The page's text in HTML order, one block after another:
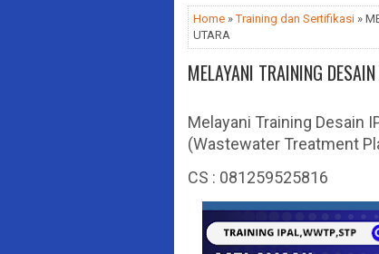
Home »Training dan Sertifikasi »
UTARA
MELAYANI TRAINING
Melayani Training Desain
(Wastewater Treatment
CS : 081259525816